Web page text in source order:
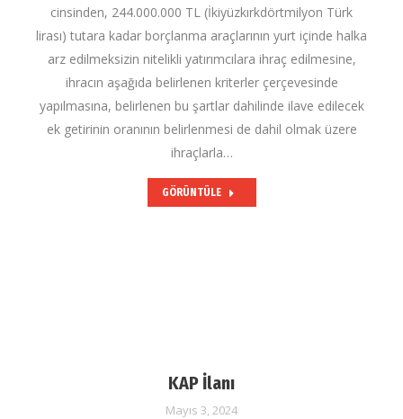
cinsinden, 244.000.000 TL (İkiyüzkırkdörtmilyon Türk
lirası) tutara kadar borçlanma araçlarının yurt içinde halka
arz edilmeksizin nitelikli yatırımcılara ihraç edilmesine,
ihracın aşağıda belirlenen kriterler çerçevesinde
yapılmasına, belirlenen bu şartlar dahilinde ilave edilecek
ek getirinin oranının belirlenmesi de dahil olmak üzere
ihraçlarla…
GÖRÜNTÜLE
KAP İlanı
Mayıs 3, 2024